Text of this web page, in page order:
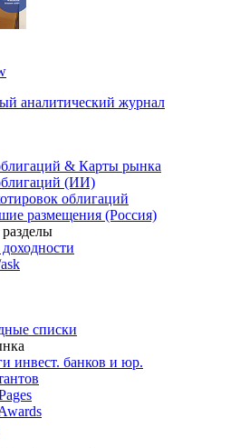
аналитический журнал
& Карты рынка
(ИИ)
облигаций
размещения (Россия)
списки
инвест. банков и юр.